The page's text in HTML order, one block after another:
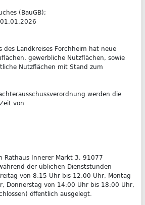
(BauGB);
des Landkreises Forchheim hat neue
gewerbliche Nutzflächen, sowie
Nutzflächen mit Stand zum
werden die
von
Rathaus Innerer Markt 3, 91077
der üblichen Dienststunden
von 8:15 Uhr bis 12:00 Uhr, Montag
Donnerstag von 14:00 Uhr bis 18:00 Uhr,
öffentlich ausgelegt.